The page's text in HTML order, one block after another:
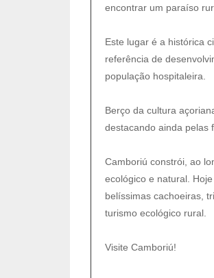
encontrar um paraíso
Este lugar é a histórica
referência de
população hospitaleira.
Berço da cultura
destacando ainda pelas
Camboriú constrói, ao
ecológico e natural.
belíssimas cachoeiras,
turismo ecológico rural.
Visite Camboriú!